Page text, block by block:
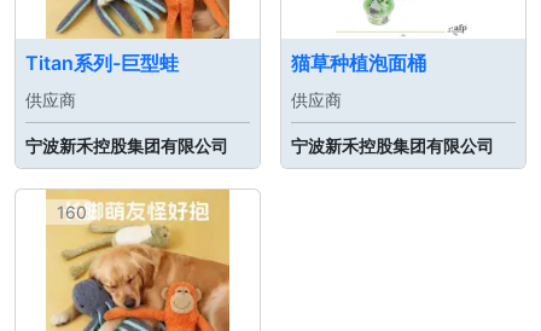
Titan系列-巨型蛙
供应商
宁波新禾控股集团有限公司
猫草种植泡面桶
供应商
宁波新禾控股集团有限公司
160